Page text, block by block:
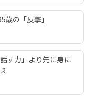
歳の「反撃」
す力」より先に身に